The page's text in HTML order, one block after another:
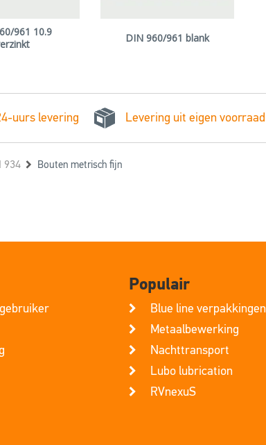
961 10.9
DIN 960/961 blank
uurs levering Levering uit eigen voorraad
934 Bouten metrisch fijn
Populair
Blue line verpakkingen
Metaalbewerking
Nachttransport
Lubo lubrication
RVnexuS